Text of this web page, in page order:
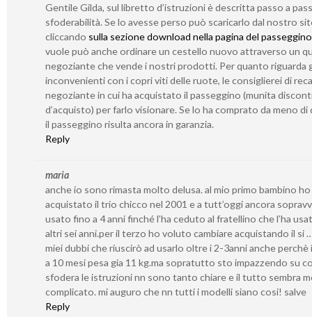
Gentile Gilda, sul libretto d’istruzioni è descritta passo a
sfoderabilità. Se lo avesse perso può scaricarlo dal nostro
cliccando sulla sezione download nella pagina del
vuole può anche ordinare un cestello nuovo attraverso un
negoziante che vende i nostri prodotti. Per quanto riguarda
inconvenienti con i copri viti delle ruote, le consiglierei di
negoziante in cui ha acquistato il passeggino (munita
d’acquisto) per farlo visionare. Se lo ha comprato da meno di
il passeggino risulta ancora in garanzia.
Reply
maria
anche io sono rimasta molto delusa. al mio primo bambino ho
acquistato il trio chicco nel 2001 e a tutt’oggi ancora
usato fino a 4 anni finché l’ha ceduto al fratellino che l’ha
altri sei anni.per il terzo ho voluto cambiare acquistando il si
miei dubbi che riuscirò ad usarlo oltre i 2-3anni anche perchè
a 10 mesi pesa gia 11 kg.ma sopratutto sto impazzendo su
sfodera le istruzioni nn sono tanto chiare e il tutto sembra
complicato. mi auguro che nn tutti i modelli siano cosi! salve
Reply